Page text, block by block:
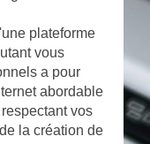
plateforme
vous
a pour
abordable
vos
la création de